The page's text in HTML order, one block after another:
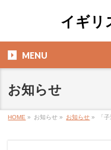
イギリ
MENU
お知らせ
HOME » お知らせ » お知らせ » 「